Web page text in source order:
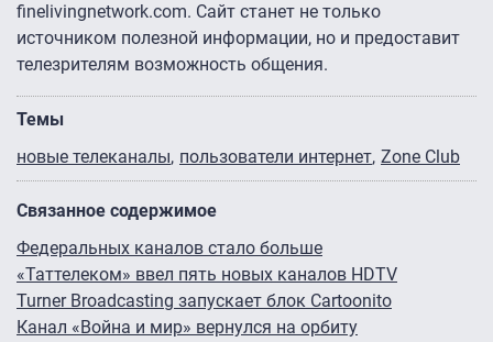
finelivingnetwork.com. Сайт станет не только
источником полезной информации, но и предоставит
телезрителям возможность общения.
Темы
новые телеканалы пользователи интернет Zone Club
Связанное содержимое
Федеральных каналов стало больше
«Таттелеком» ввел пять новых каналов HDTV
Turner Broadcasting запускает блок Cartoonito
Канал «Война и мир» вернулся на орбиту